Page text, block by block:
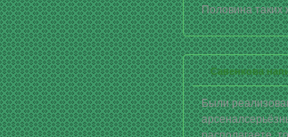
Половина таких
Савенкова
Были